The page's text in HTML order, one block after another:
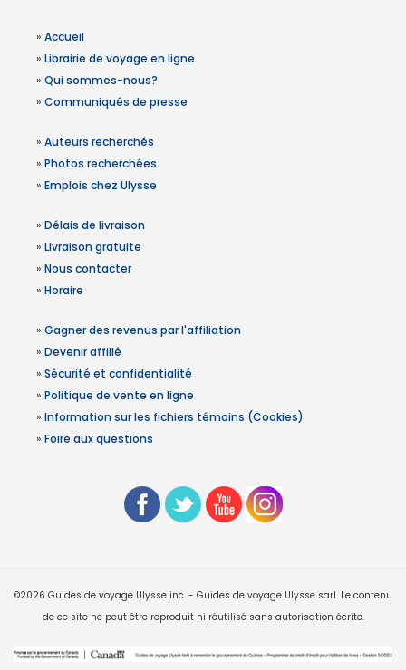
» Accueil
» Librairie de voyage en ligne
» Qui sommes-nous?
» Communiqués de presse
» Auteurs recherchés
» Photos recherchées
» Emplois chez Ulysse
» Délais de livraison
» Livraison gratuite
» Nous contacter
» Horaire
» Gagner des revenus par l'affiliation
» Devenir affilié
» Sécurité et confidentialité
» Politique de vente en ligne
» Information sur les fichiers témoins (Cookies)
» Foire aux questions
©2026 Guides de voyage Ulysse inc. - Guides de voyage Ulysse sarl. Le contenu
de ce site ne peut être reproduit ni réutilisé sans autorisation écrite.